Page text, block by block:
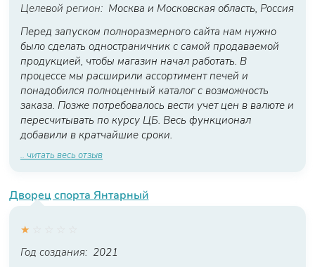
Целевой регион: Москва и Московская область, Россия
Перед запуском полноразмерного сайта нам нужно
было сделать одностраничник с самой продаваемой
продукцией, чтобы магазин начал работать. В
процессе мы расширили ассортимент печей и
понадобился полноценный каталог с возможность
заказа. Позже потребовалось вести учет цен в валюте и
пересчитывать по курсу ЦБ. Весь функционал
добавили в кратчайшие сроки.
.. читать весь отзыв
Дворец спорта Янтарный
★
Год создания: 2021